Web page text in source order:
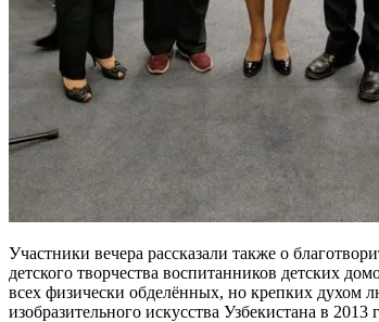
Участники вечера рассказали также о
детского творчества воспитанников детских
всех физически обделённых, но крепких духом
изобразительного искусства Узбекистана в